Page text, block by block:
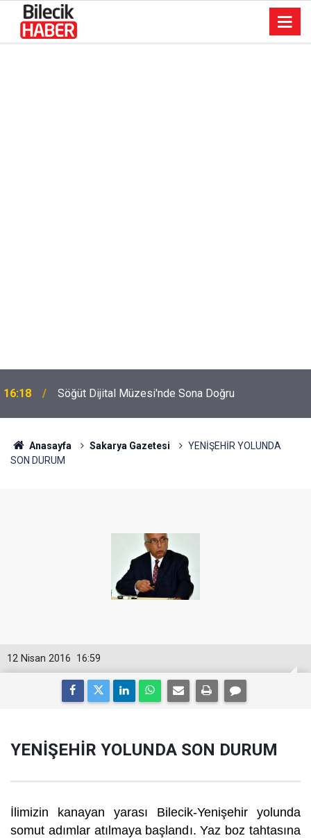
16:18 Söğüt Dijital Müzesi'nde Sona Doğru
Anasayfa Sakarya Gazetesi
YENİŞEHİR YOLUNDA
SON DURUM
16:59
12 Nisan 2016
YENİŞEHİR YOLUNDA SON DURUM
İlimizin kanayan yarası Bilecik-Yenişehir yolunda
somut adımlar atılmaya başlandı. Yaz boz tahtasına